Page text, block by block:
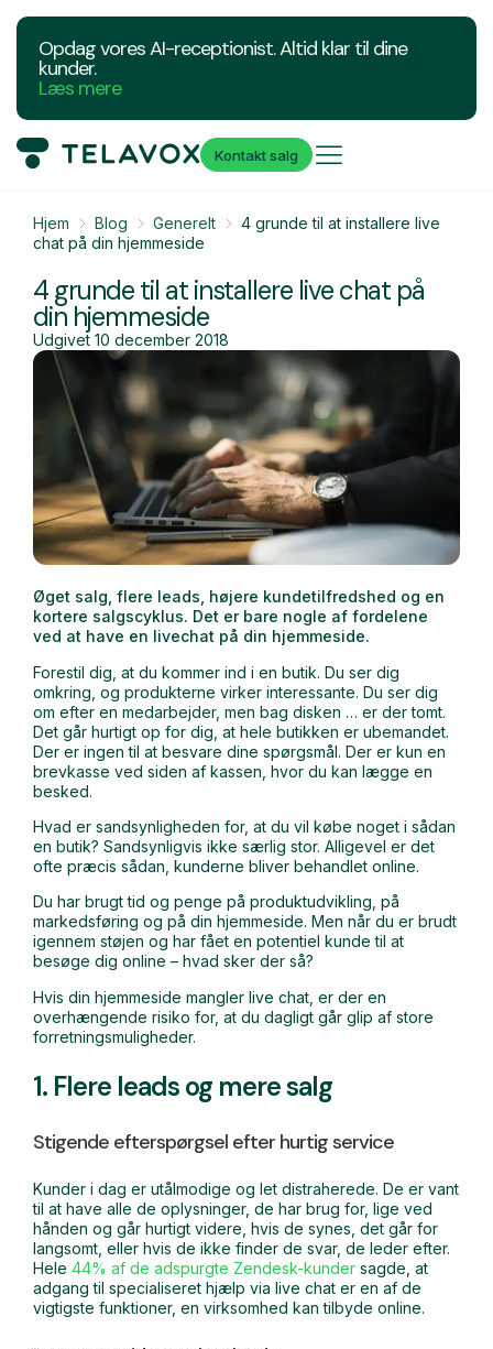
Opdag vores AI-receptionist. Altid klar til dine
kunder.
Læs mere
Kontakt salg
Hjem Blog Generelt
4 grunde til at installere live
chat på din hjemmeside
4 grunde til at installere live chat på
din hjemmeside
Udgivet 10 december 2018
Øget salg, flere leads, højere kundetilfredshed og en
kortere salgscyklus. Det er bare nogle af fordelene
ved at have en livechat på din hjemmeside.
Forestil dig, at du kommer ind i en butik. Du ser dig
omkring, og produkterne virker interessante. Du ser dig
om efter en medarbejder, men bag disken … er der tomt.
Det går hurtigt op for dig, at hele butikken er ubemandet.
Der er ingen til at besvare dine spørgsmål. Der er kun en
brevkasse ved siden af kassen, hvor du kan lægge en
besked.
Hvad er sandsynligheden for, at du vil købe noget i sådan
en butik? Sandsynligvis ikke særlig stor. Alligevel er det
ofte præcis sådan, kunderne bliver behandlet online.
Du har brugt tid og penge på produktudvikling, på
markedsføring og på din hjemmeside. Men når du er brudt
igennem støjen og har fået en potentiel kunde til at
besøge dig online – hvad sker der så?
Hvis din hjemmeside mangler live chat, er der en
overhængende risiko for, at du dagligt går glip af store
forretningsmuligheder.
1. Flere leads og mere salg
Stigende efterspørgsel efter hurtig service
Kunder i dag er utålmodige og let distraherede. De er vant
til at have alle de oplysninger, de har brug for, lige ved
hånden og går hurtigt videre, hvis de synes, det går for
langsomt, eller hvis de ikke finder de svar, de leder efter.
Hele 44% af de adspurgte Zendesk-kunder sagde, at
adgang til specialiseret hjælp via live chat er en af de
vigtigste funktioner, en virksomhed kan tilbyde online.